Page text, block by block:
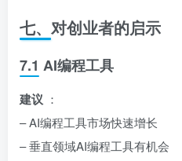
七、对创业者的启示
7.1 AI编程工具
建议 ：
– AI编程工具市场快速增长
– 垂直领域AI编程工具有机会